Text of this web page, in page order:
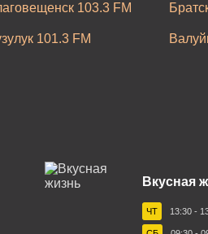
103.3 FM
101.3 FM
105.7 FM
Уральский 87.7 FM
Вкусная
ЧТ 13:30 -